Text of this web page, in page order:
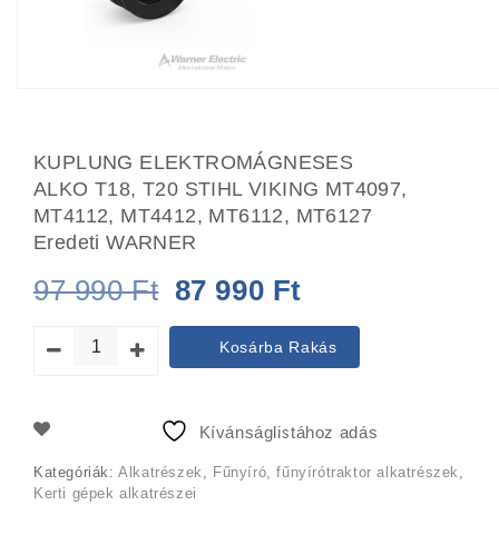
KUPLUNG ELEKTROMÁGNESES
ALKO T18, T20 STIHL VIKING MT4097,
MT4112, MT4412, MT6112, MT6127
Eredeti WARNER
97 990Ft Original
price
was:
97
87 990 Ft
price
is:
Kosárba Rakás
Kívánságlistához adás
Kategóriák:Alkatrészek , Fűnyíró, fűnyírótraktor alkatrészek ,
Kerti gépek alkatrészei